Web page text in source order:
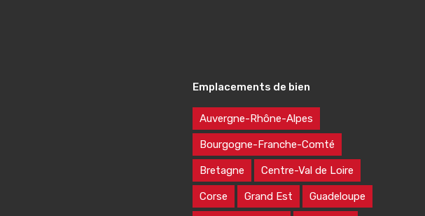
Emplacements de bien
Auvergne-Rhône-Alpes
Bourgogne-Franche-Comté
Bretagne Centre-Val de Loire
Corse Grand Est Guadeloupe